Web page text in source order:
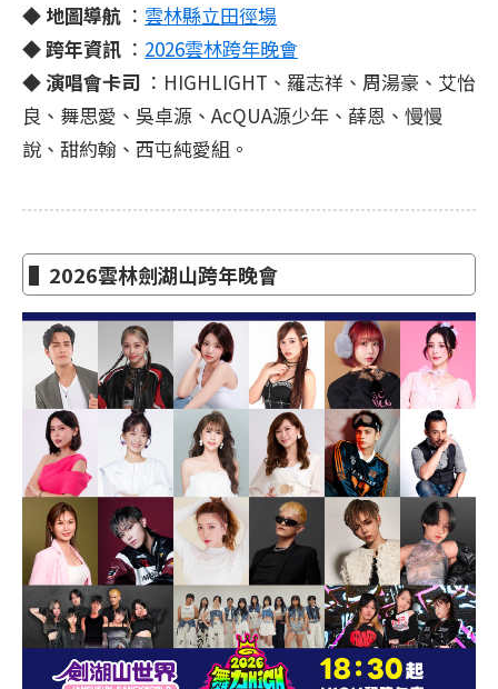
◆ 地圖導航 ： 雲林縣立田徑場
◆ 跨年資訊 ： 2026雲林跨年晚會
◆ 演唱會卡司 ：HIGHLIGHT、羅志祥、周湯豪、艾怡
良、舞思愛、吳卓源、AcQUA源少年、薛恩、慢慢
說、甜約翰、西屯純愛組。
▌2026雲林劍湖山跨年晚會